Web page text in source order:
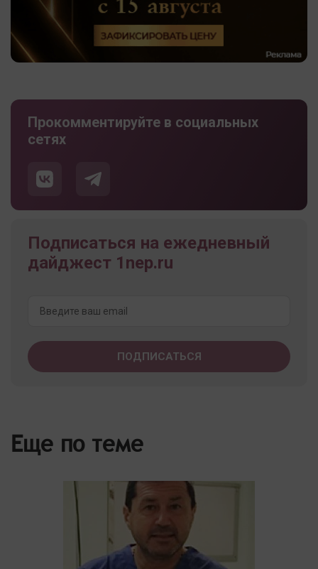
Прокомментируйте в социальных
сетях
Подписаться на ежедневный
дайджест 1nep.ru
Еще по теме